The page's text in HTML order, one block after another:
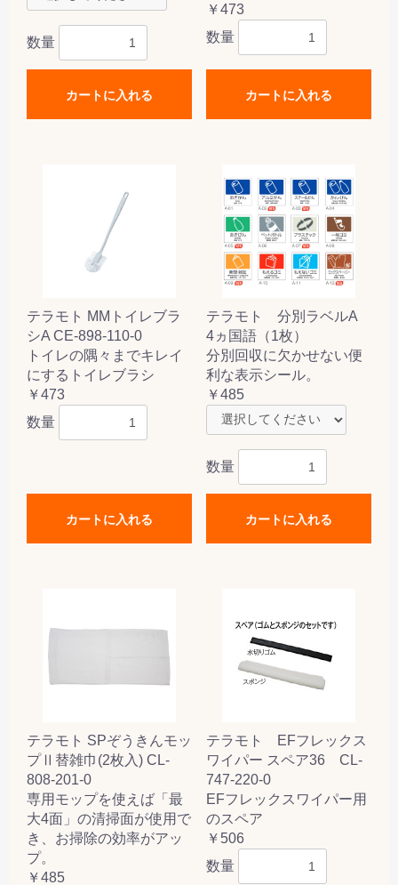
数量
カートに入れる
￥473
数量
カートに入れる
テラモト MMトイレブラ
シA CE-898-110-0
トイレの隅々までキレイ
にするトイレブラシ
￥473
数量
カートに入れる
テラモト 分別ラベルA
4ヵ国語（1枚）
分別回収に欠かせない便
利な表示シール。
￥485
数量
カートに入れる
テラモト SPぞうきんモッ
プⅡ替雑巾(2枚入) CL-
808-201-0
専用モップを使えば「最
大4面」の清掃面が使用で
き、お掃除の効率がアッ
プ。
￥485
テラモト EFフレックス
ワイパー スペア36 CL-
747-220-0
EFフレックスワイパー用
のスペア
￥506
数量